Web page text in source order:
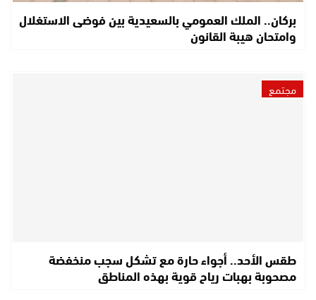
بركان.. الملك العمومي بالسعيدية بين فوضى الاستغلال
وامتحان هيبة القانون
مجتمع
طقس الأحد.. أجواء حارة مع تشكل سجب منخفضة
مصحوبة بهبات رياح قوية بهذه المناطق